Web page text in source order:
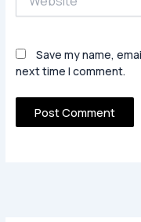
Save my name,
next time I comment.